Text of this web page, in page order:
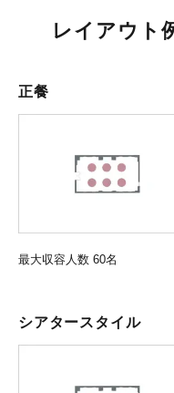
レイアウト
正餐
最大収容人数 60名
シアタースタイル